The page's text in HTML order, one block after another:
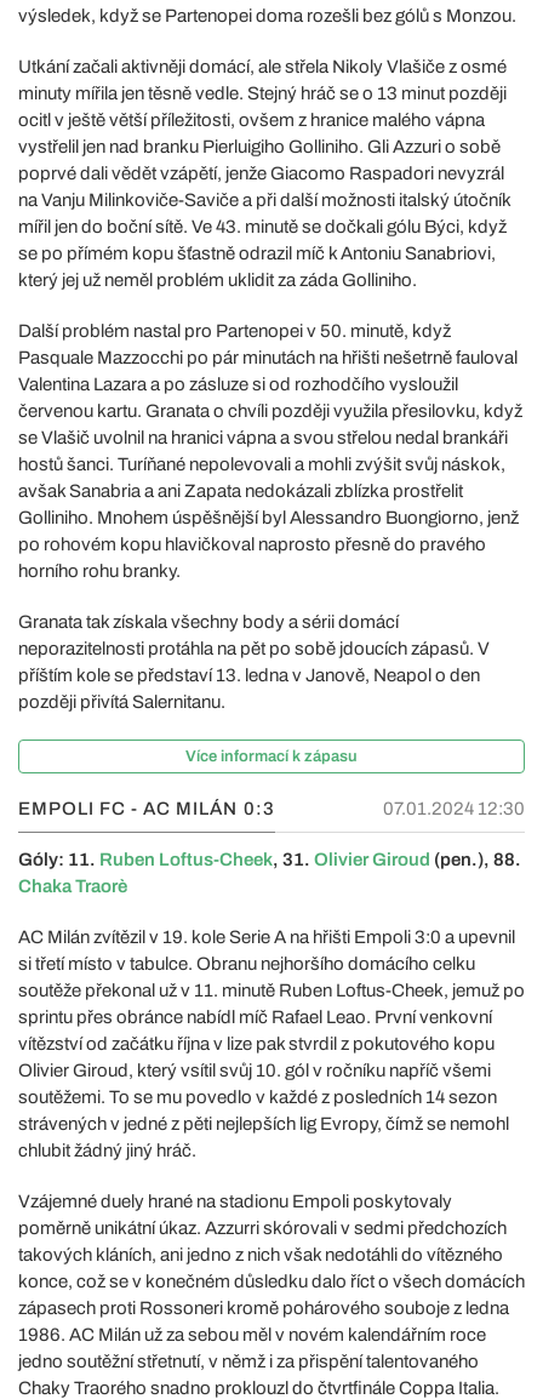
výsledek, když se Partenopei doma rozešli bez gólů s Monzou.
Utkání začali aktivněji domácí, ale střela Nikoly Vlašiče z osmé
minuty mířila jen těsně vedle. Stejný hráč se o 13 minut později
ocitl v ještě větší příležitosti, ovšem z hranice malého vápna
vystřelil jen nad branku Pierluigiho Golliniho. Gli Azzuri o sobě
poprvé dali vědět vzápětí, jenže Giacomo Raspadori nevyzrál
na Vanju Milinkoviče-Saviče a při další možnosti italský útočník
mířil jen do boční sítě. Ve 43. minutě se dočkali gólu Býci, když
se po přímém kopu šťastně odrazil míč k Antoniu Sanabriovi,
který jej už neměl problém uklidit za záda Golliniho.
Další problém nastal pro Partenopei v 50. minutě, když
Pasquale Mazzocchi po pár minutách na hřišti nešetrně fauloval
Valentina Lazara a po zásluze si od rozhodčího vysloužil
červenou kartu. Granata o chvíli později využila přesilovku, když
se Vlašič uvolnil na hranici vápna a svou střelou nedal brankáři
hostů šanci. Turíňané nepolevovali a mohli zvýšit svůj náskok,
avšak Sanabria a ani Zapata nedokázali zblízka prostřelit
Golliniho. Mnohem úspěšnější byl Alessandro Buongiorno, jenž
po rohovém kopu hlavičkoval naprosto přesně do pravého
horního rohu branky.
Granata tak získala všechny body a sérii domácí
neporazitelnosti protáhla na pět po sobě jdoucích zápasů. V
příštím kole se představí 13. ledna v Janově, Neapol o den
později přivítá Salernitanu.
Více informací k zápasu
EMPOLI FC - AC MILÁN 0:3 07.01.2024 12:30
Góly: 11. Ruben Loftus-Cheek, 31. Olivier Giroud (pen.), 88.
Chaka Traorè
AC Milán zvítězil v 19. kole Serie A na hřišti Empoli 3:0 a upevnil
si třetí místo v tabulce. Obranu nejhoršího domácího celku
soutěže překonal už v 11. minutě Ruben Loftus-Cheek, jemuž po
sprintu přes obránce nabídl míč Rafael Leao. První venkovní
vítězství od začátku října v lize pak stvrdil z pokutového kopu
Olivier Giroud, který vsítil svůj 10. gól v ročníku napříč všemi
soutěžemi. To se mu povedlo v každé z posledních 14 sezon
strávených v jedné z pěti nejlepších lig Evropy, čímž se nemohl
chlubit žádný jiný hráč.
Vzájemné duely hrané na stadionu Empoli poskytovaly
poměrně unikátní úkaz. Azzurri skórovali v sedmi předchozích
takových kláních, ani jedno z nich však nedotáhli do vítězného
konce, což se v konečném důsledku dalo říct o všech domácích
zápasech proti Rossoneri kromě pohárového souboje z ledna
1986. AC Milán už za sebou měl v novém kalendářním roce
jedno soutěžní střetnutí, v němž i za přispění talentovaného
Chaky Traorého snadno proklouzl do čtvrtfinále Coppa Italia.